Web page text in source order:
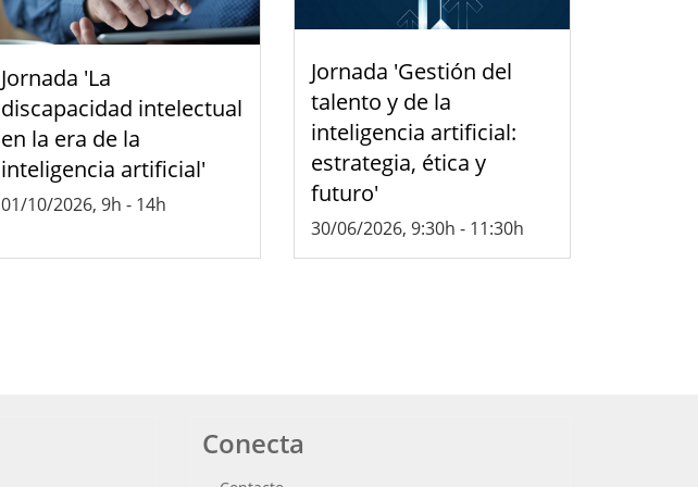
Jornada 'La
discapacidad intelectual
en la era de la
inteligencia artificial'
01/10/2026, 9h - 14h
Jornada 'Gestión del
talento y de la
inteligencia artificial:
estrategia, ética y
futuro'
30/06/2026, 9:30h - 11:30h
Conecta